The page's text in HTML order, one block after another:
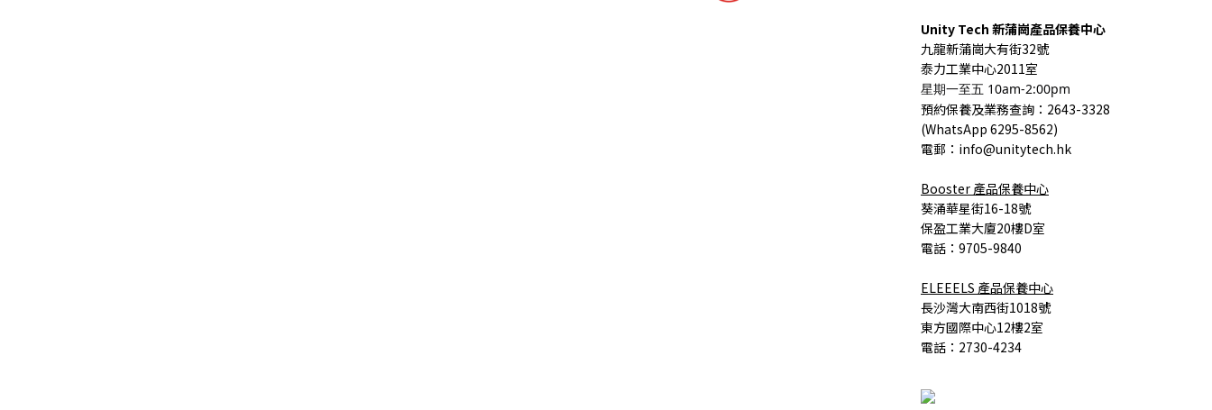
Unity Tech 新蒲崗產品保養中心
九龍新蒲崗大有街32號
泰力工業中心2011室
星期一至五 10am-2:00pm
預約保養及業務查詢 ：2643-3328
(WhatsApp 6295-8562)
電郵：info@unitytech.hk
Booster 產品保養中心
葵涌華星街16-18號
保盈工業大廈20樓D室
電話：9705-9840
ELEEELS 產品保養中心
長沙灣大南西街1018號
東方國際中心12樓2室
電話：2730-4234